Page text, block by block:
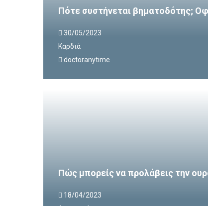
Πότε συστήνεται βηματοδότης;
30/05/2023
Καρδιά
doctoranytime
Πώς μπορείς να προλάβεις την
18/04/2023